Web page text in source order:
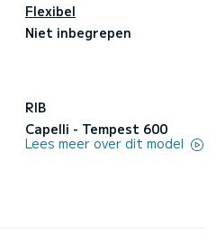
Flexibel
Niet inbegrepen
RIB
Capelli - Tempest 600
Lees meer over dit model